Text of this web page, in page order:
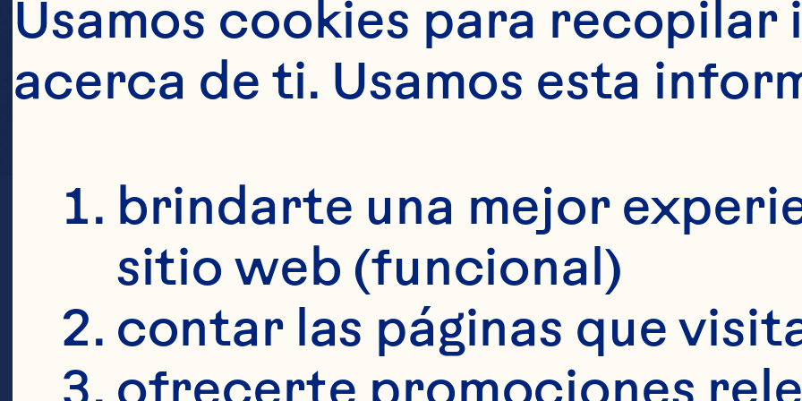
Usamos cookies para
acerca de ti. Usamos esta
brindarte una mejor
sitio web (funcional)
contar las páginas que
ofrecerte promociones